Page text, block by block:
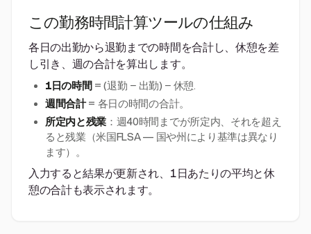
この勤務時間計算ツールの仕組み
各日の出勤から退勤までの時間を合計し、休憩を差
し引き、週の合計を算出します。
1日の時間 = (退勤 − 出勤) − 休憩.
週間合計= 各日の時間の合計。
所定内と残業 ：週40時間までが所定内、それを超え
ると残業（米国FLSA — 国や州により基準は異なり
ます）。
入力すると結果が更新され、1日あたりの平均と休
憩の合計も表示されます。